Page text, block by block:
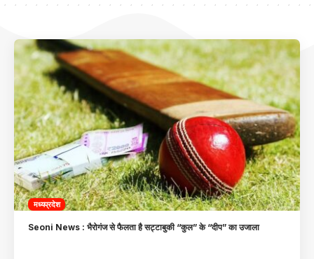
मध्यप्रदेश
Seoni News : भैरोगंज से फैलता है सट्टाबुकी “कुल” के “दीप” का उजाला